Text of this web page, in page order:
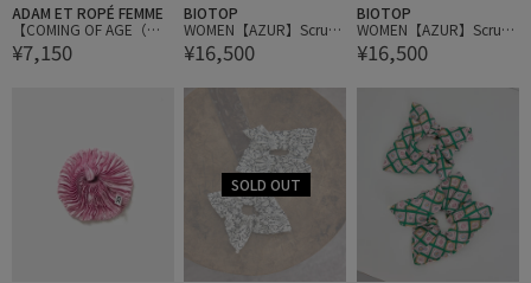
ADAM ET ROPÉ FEMME
【COMING OF AGE（カ
ミング オブ エイジ）】S
CRUNCHIE
¥7,150
BIOTOP
WOMEN【AZUR】Scrunc
hie
¥16,500
BIOTOP
WOMEN【AZUR】Scrunc
hie
¥16,500